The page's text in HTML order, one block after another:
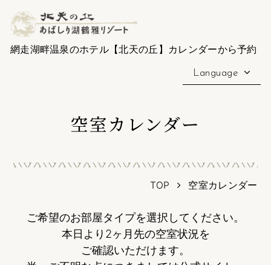
網走湖畔温泉のホテル【北天の丘】カレンダーから予約
Language
空室カレンダー
TOP 空室カレンダー
ご希望のお部屋タイプを選択してください。
本日より2ヶ月先の空室状況を
ご確認いただけます。